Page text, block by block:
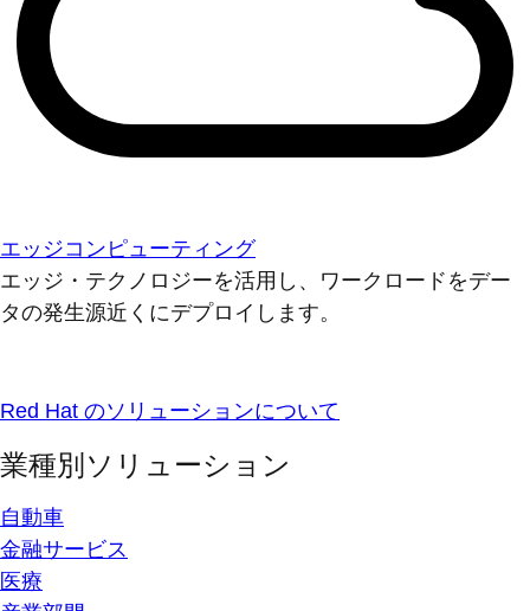
エッジコンピューティング
エッジ・テクノロジーを活用し、ワークロードをデー
タの発生源近くにデプロイします。
Red Hat のソリューションについて
業種別ソリューション
自動車
金融サービス
医療